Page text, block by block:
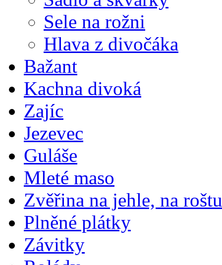
Sele na rožni
Hlava z divočáka
Bažant
Kachna divoká
Zajíc
Jezevec
Guláše
Mleté maso
Zvěřina na jehle, na roštu
Plněné plátky
Závitky